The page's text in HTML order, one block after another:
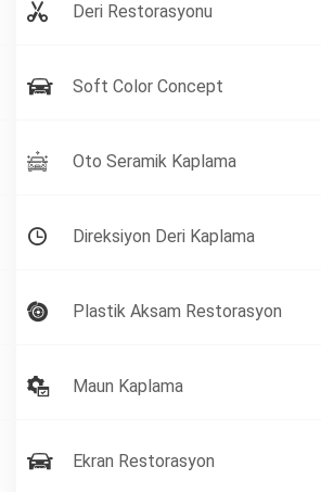
Deri Restorasyonu
Soft Color Concept
Oto Seramik Kaplama
Direksiyon Deri Kaplama
Plastik Aksam Restorasyon
Maun Kaplama
Ekran Restorasyon